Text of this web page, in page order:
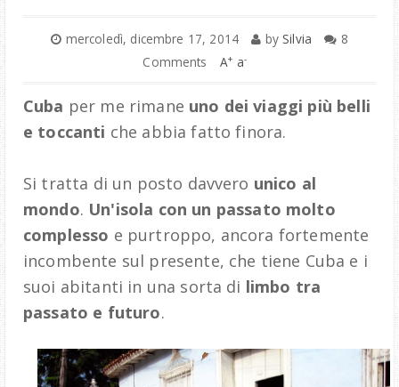
mercoledì, dicembre 17, 2014 by Silvia
8
Comments
A+ a-
Cuba per me rimane uno dei viaggi più belli
e toccanti che abbia fatto finora.
Si tratta di un posto davvero unico al
mondo. Un'isola con un passato molto
complesso e purtroppo, ancora fortemente
incombente sul presente, che tiene Cuba e i
suoi abitanti in una sorta di limbo tra
passato e futuro.